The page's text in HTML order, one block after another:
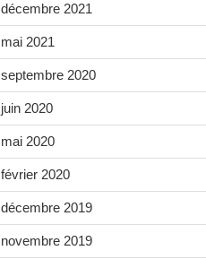
décembre 2021
mai 2021
septembre 2020
juin 2020
mai 2020
février 2020
décembre 2019
novembre 2019